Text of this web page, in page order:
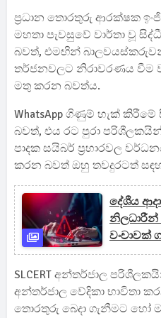
ප්‍රධාන තොරතුරු ආරක්ෂක
මහතා පැවසුවේ වාර්තා වූ
බවත්, එමඟින්
තර්ජනවලට නිරාවරණය වීම
මතු කරන බවත්ය.
WhatsApp ගිණුම් හැක්
බවත්, එය රට පුරා
පාදක සයිබර් ප්‍රහාරවල
කරන බවත් ඔහු තවදුරටත්
දේශීය
වංචාවක්
SLCERT අන්තර්ජාල
අන්තර්ජාල වේදිකා භාවිතා
තොරතුරු බෙදා ගැනීමට හෝ